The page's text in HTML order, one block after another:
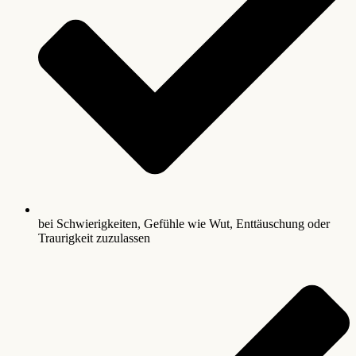
bei Schwierigkeiten, Gefühle wie Wut, Enttäuschung oder
Traurigkeit zuzulassen